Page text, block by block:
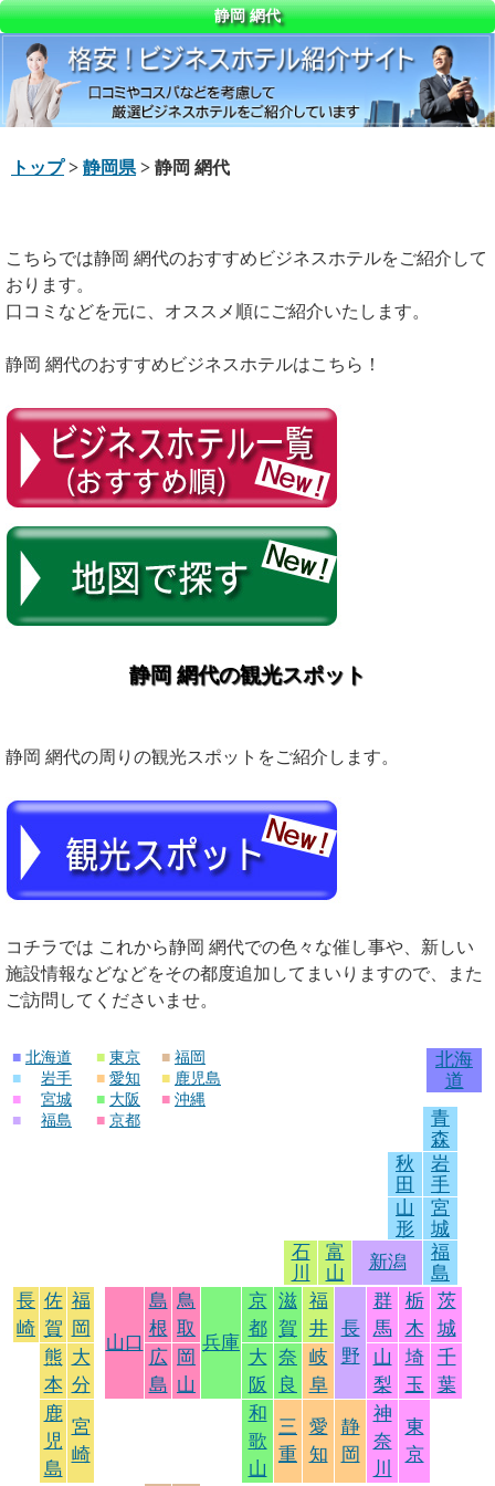
静岡 網代
トップ> 静岡県 > 静岡 網代
こちらでは静岡 網代のおすすめビジネスホテルをご紹介して
おります。
口コミなどを元に、オススメ順にご紹介いたします。
静岡 網代のおすすめビジネスホテルはこちら！
静岡 網代の観光スポット
静岡 網代の周りの観光スポットをご紹介します。
コチラでは これから静岡 網代での色々な催し事や、新しい
施設情報などなどをその都度追加してまいりますので、また
ご訪問してくださいませ。
■ 北海道
■
岩手
■
宮城
■
福島
■ 東京
■ 愛知
■ 大阪
■ 京都
■ 福岡
■ 鹿児島
■ 沖縄
北海
道
青
森
秋
田
岩
手
山
形
宮
城
石
川
富
山
新潟
福
島
長
崎
佐
賀
福
岡
山口
島
根
鳥
取
兵庫
京
都
滋
賀
福
井
長
野
群
馬
栃
木
茨
城
熊
本
大
分
広
島
岡
山
大
阪
奈
良
岐
阜
山
梨
埼
玉
千
葉
鹿
児
島
宮
崎
和
歌
山
三
重
愛
知
静
岡
神
奈
川
東
京